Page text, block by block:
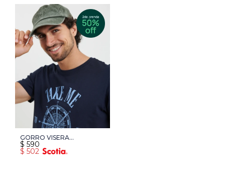
GORRO VISERA
HARRINGTON URBAN -
VERDE
$ 590
$ 502